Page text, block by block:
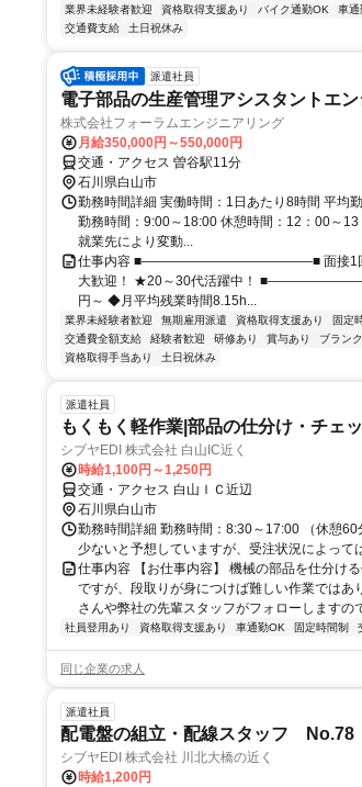
業界未経験者歓迎 資格取得支援あり バイク通勤OK 車通
交通費支給
土日祝休み
派遣社員
電子部品の生産管理アシスタントエ
株式会社フォーラムエンジニアリング
月給350,000円～550,000円
交通・アクセス 曽谷駅11分
石川県白山市
勤務時間詳細 実働時間：1日あたり8時間 平均
勤務時間：9:00～18:00 休憩時間：12：00～
就業先により変動...
仕事内容 ■―――――――――――――■ 面接1回の
大歓迎！ ★20～30代活躍中！
円～ ◆月平均残業時間8.15h...
業界未経験者歓迎 無期雇用派遣 資格取得支援あり 固定
交通費全額支給
経験者歓迎 研修あり 賞与あり ブラン
資格取得手当あり
土日祝休み
派遣社員
もくもく軽作業|部品の仕分け・チ
シブヤEDI 株式会社 白山IC近く
時給1,100円～1,250円
交通・アクセス 白山ＩＣ近辺
石川県白山市
勤務時間詳細 勤務時間：8:30～17:00 （休憩
少ないと予想していますが、受注状況によって
仕事内容 【お仕事内容】 機械の部品を仕分け
ですが、段取りが身につけば難しい作業ではあ
さんや弊社の先輩スタッフがフォローしますの
社員登用あり 資格取得支援あり 車通勤OK 固定時間制
同じ企業の求人
派遣社員
配電盤の組立・配線スタッフ No.78
シブヤEDI 株式会社 川北大橋の近く
時給1,200円